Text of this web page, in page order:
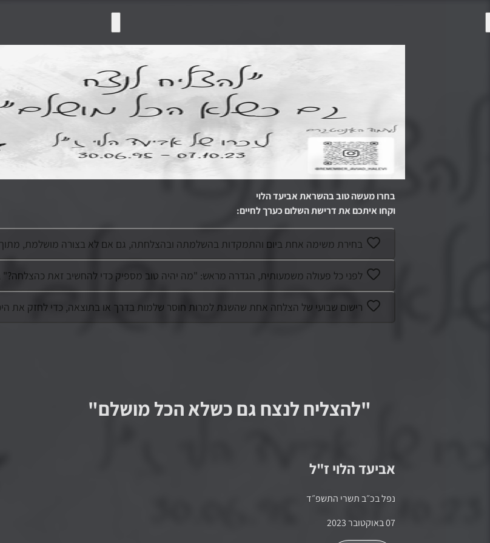
בחרו מעשה טוב בהשראת אביעד הלוי
וקחו איתכם את דרישת השלום כערך לחיים:
בחירת משימה אחת ביום והתמקדות בהשלמתה ובהצלחתה, גם אם לא בצורה מושלמת,
לפני כל פעולה משמעותית, הגדרה מראש: "מה יהיה טוב מספיק כדי להחשיב זאת
רישום שבועי של הצלחה אחת שהשגת למרות חוסר שלמות בדרך או בתוצאה, כדי לחזק את
"להצליח לנצח גם כשלא הכל מושלם"
אביעד הלוי ז"ל
נפל בכ״ב תשרי התשפ״ד
07 באוקטובר 2023